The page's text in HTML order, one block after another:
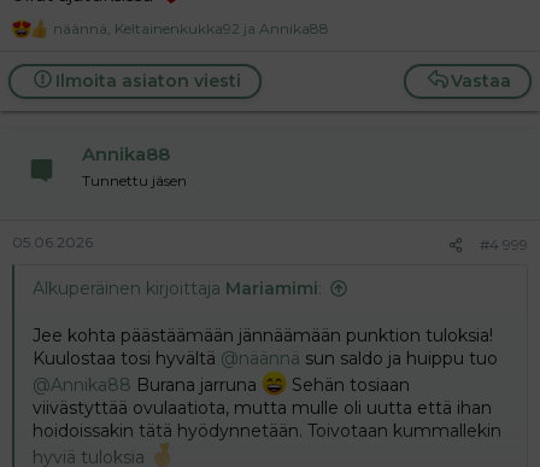
R
a
c
t
näännä Keltainenkukka92 ja Annika88
Vastaa
Ilmoita asiaton viesti
Annika88
Tunnettu jäsen
05.06.2026 #4 999
Alkuperäinen kirjoittaja Mariamimi:
Jee kohta päästäämään jännäämään punktion tuloksia!
Kuulostaa tosi hyvältä @näännä sun saldo ja huippu tuo
@Annika88 Burana jarruna
Sehän tosiaan
viivästyttää ovulaatiota, mutta mulle oli uutta että ihan
hoidoissakin tätä hyödynnetään. Toivotaan kummallekin
hyviä tuloksia